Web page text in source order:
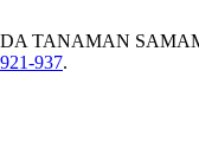
TANAMAN
937.